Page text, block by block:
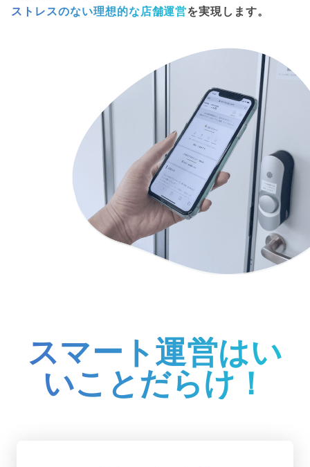
ストレスのない理想的な店舗運営を実現します。
スマート運営はい
いことだらけ！